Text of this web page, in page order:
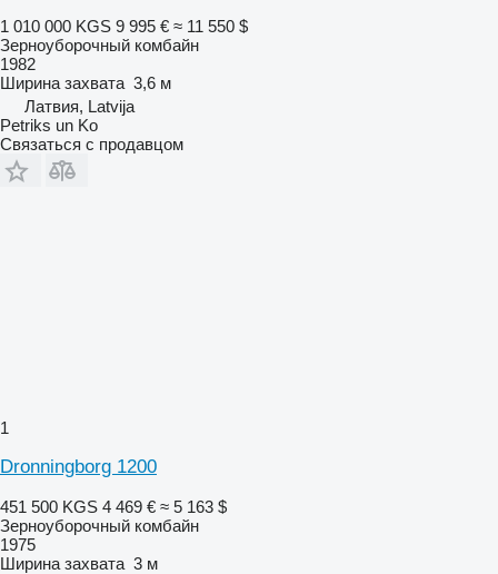
1 010 000 KGS 9 995 € ≈ 11 550 $
Зерноуборочный комбайн
1982
Ширина захвата 3,6 м
Латвия, Latvija
Petriks un Ko
Связаться с продавцом
1
Dronningborg 1200
451 500 KGS 4 469 € ≈ 5 163 $
Зерноуборочный комбайн
1975
Ширина захвата 3 м